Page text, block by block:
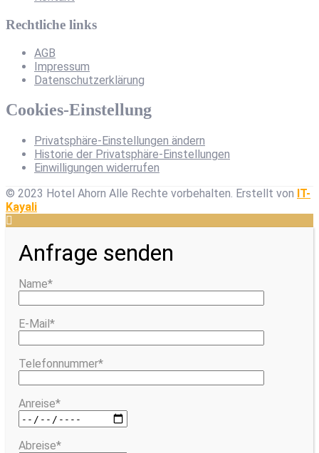
Rechtliche links
AGB
Impressum
Datenschutzerklärung
Cookies-Einstellung
Privatsphäre-Einstellungen ändern
Historie der Privatsphäre-Einstellungen
Einwilligungen widerrufen
© 2023 Hotel Ahorn Alle Rechte vorbehalten. Erstellt von IT-
Kayali
Anfrage senden
Name*
E-Mail*
Telefonnummer*
Anreise*
Abreise*